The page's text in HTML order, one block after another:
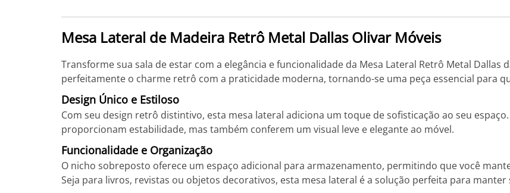
Mesa Lateral de Madeira Retrô Metal Dallas Olivar Móveis
Transforme sua sala de estar com a elegância e funcionalidade da Mesa Lateral Retrô Metal Dallas
perfeitamente o charme retrô com a praticidade moderna, tornando-se uma peça essencial para
Design Único e Estiloso
Com seu design retrô distintivo, esta mesa lateral adiciona um toque de sofisticação ao seu
proporcionam estabilidade, mas também conferem um visual leve e elegante ao móvel.
Funcionalidade e Organização
O nicho sobreposto oferece um espaço adicional para armazenamento, permitindo que você
Seja para livros, revistas ou objetos decorativos, esta mesa lateral é a solução perfeita para